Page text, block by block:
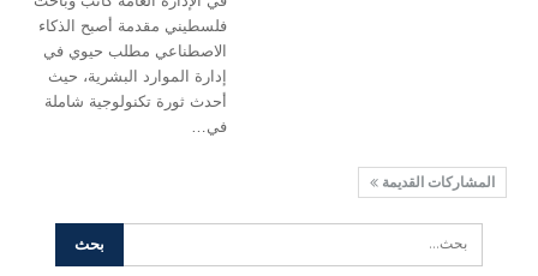
فلسطيني مقدمة أصبح الذكاء
الاصطناعي مطلب حيوي في
إدارة الموارد البشرية، حيث
أحدث ثورة تكنولوجية شاملة
في…
المشاركات القديمة